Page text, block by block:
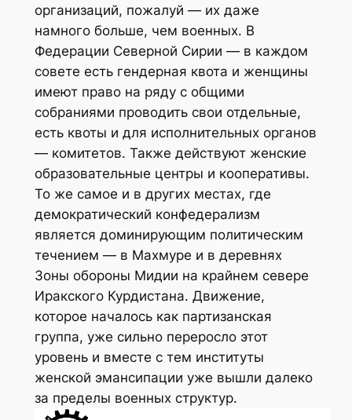
организаций, пожалуй — их даже
намного больше, чем военных. В
Федерации Северной Сирии — в каждом
совете есть гендерная квота и женщины
имеют право на ряду с общими
собраниями проводить свои отдельные,
есть квоты и для исполнительных органов
— комитетов. Также действуют женские
образовательные центры и кооперативы.
То же самое и в других местах, где
демократический конфедерализм
является доминирующим политическим
течением — в Махмуре и в деревнях
Зоны обороны Мидии на крайнем севере
Иракского Курдистана. Движение,
которое началось как партизанская
группа, уже сильно переросло этот
уровень и вместе с тем институты
женской эмансипации уже вышли далеко
за пределы военных структур.